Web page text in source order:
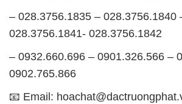
– 028.3756.1835 – 028.3756.1840
028.3756.1841- 028.3756.1842
– 0932.660.696 – 0901.326.566 –
0902.765.866
📧 Email: